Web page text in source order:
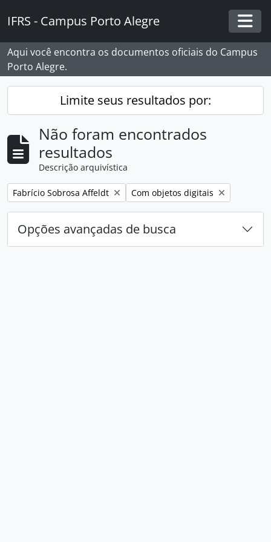
IFRS - Campus Porto Alegre
Aqui você encontra os documentos oficiais do Campus
Porto Alegre.
Limite seus resultados por:
Não foram encontrados
resultados
Descrição arquivística
Remover filtro:
Fabrício Sobrosa Affeldt Remover filtro:
Com objetos digitais
Opções avançadas de busca